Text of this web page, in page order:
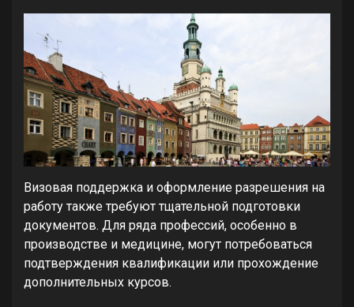
Визовая поддержка и оформление разрешения на
работу также требуют тщательной подготовки
документов. Для ряда профессий, особенно в
производстве и медицине, могут потребоваться
подтверждения квалификации или прохождение
дополнительных курсов.